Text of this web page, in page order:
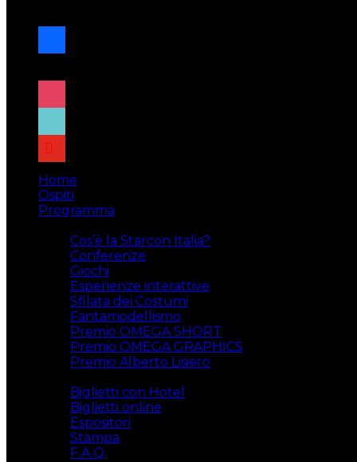
facebook
x
instagram
tiktok
youtube
Home
Ospiti
Programma
Cos’è la Starcon Italia?
Conferenze
Giochi
Esperienze interattive
Sfilata dei Costumi
Fantamodellismo
Premio OMEGA SHORT
Premio OMEGA GRAPHICS
Premio Alberto Lisiero
Biglietti con Hotel
Biglietti online
Espositori
Stampa
F.A.Q.